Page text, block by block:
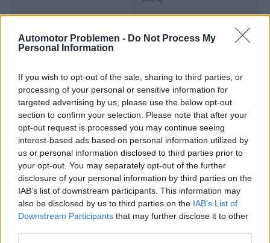
Automotor Problemen - Do Not Process My
Personal Information
If you wish to opt-out of the sale, sharing to third parties, or
processing of your personal or sensitive information for
targeted advertising by us, please use the below opt-out
section to confirm your selection. Please note that after your
opt-out request is processed you may continue seeing
interest-based ads based on personal information utilized by
us or personal information disclosed to third parties prior to
your opt-out. You may separately opt-out of the further
disclosure of your personal information by third parties on the
IAB’s list of downstream participants. This information may
also be disclosed by us to third parties on the IAB’s List of
Downstream Participants that may further disclose it to other
Motorpositie
Drijfveer Voorwielaandrijving
Overdragen 5-speed automatisch
Superladen
Turbocompressor,
interkoeler
aantal cilinders 4